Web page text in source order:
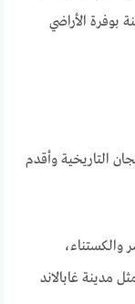
بوفرة الأراضي
التاريخية وأقدم
والكستناء،
مدينة غابالاند